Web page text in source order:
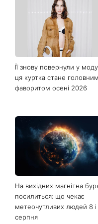
Її знову повернули у
ця куртка стане головним
фаворитом осені 2026
На вихідних магнітна
посилиться: що чекає
метеочутливих людей 8 і
серпня